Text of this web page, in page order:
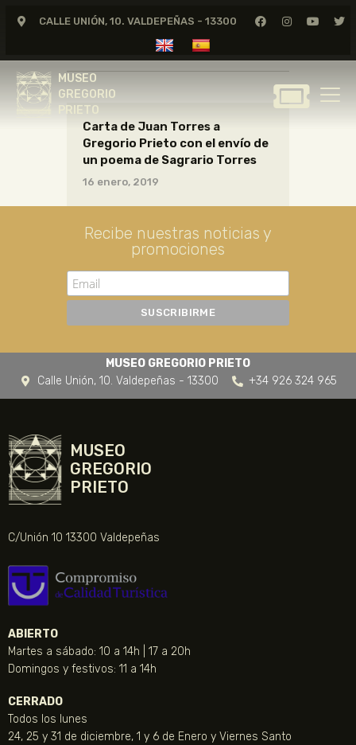
CALLE UNIÓN, 10. VALDEPEÑAS - 13300
MUSEO
GREGORIO
PRIETO
MUSEO
GREGORIO
GREGORIO PRIETO
MUSEO
ARCHIVO
CERTAMEN DE DIBUJO
FUNDACIÓN
NOTICIAS
Carta de Juan Torres a
Gregorio Prieto con el envío de
un poema de Sagrario Torres
16 enero, 2019
Recibe nuestras noticias y
promociones
MUSEO GREGORIO PRIETO
Calle Unión, 10. Valdepeñas - 13300
+34 926 324 965
MUSEO
GREGORIO
PRIETO
C/Unión 10 13300 Valdepeñas
ABIERTO
Martes a sábado: 10 a 14h | 17 a 20h
Domingos y festivos: 11 a 14h
CERRADO
Todos los lunes
24, 25 y 31 de diciembre, 1 y 6 de Enero y Viernes Santo